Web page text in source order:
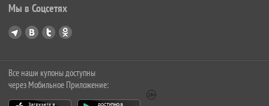
Мы в Соцсетях
Все наши купоны доступны
через Мобильное Приложение: